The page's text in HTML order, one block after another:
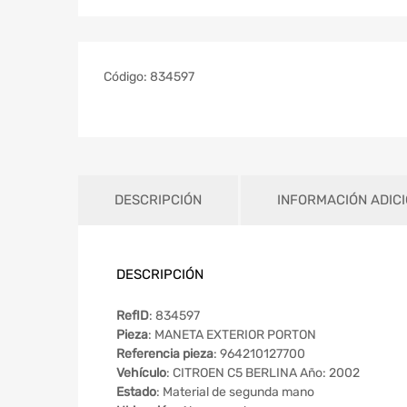
Código: 834597
DESCRIPCIÓN INFORMACIÓN
DESCRIPCIÓN
RefID: 834597
Pieza: MANETA EXTERIOR PORTON
Referencia pieza: 964210127700
Vehículo: CITROEN C5 BERLINA Año: 2002
Estado: Material de segunda mano